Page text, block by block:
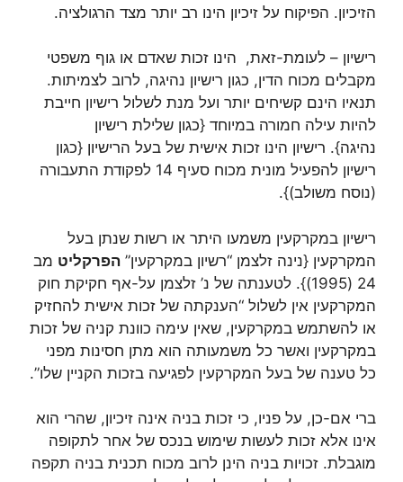
הזיכיון. הפיקוח על זיכיון הינו רב יותר מצד הרגולציה.
רישיון – לעומת-זאת, הינו זכות שאדם או גוף משפטי
מקבלים מכוח הדין, כגון רישיון נהיגה, לרוב לצמיתות.
תנאיו הינם קשיחים יותר ועל מנת לשלול רישיון חייבת
להיות עילה חמורה במיוחד {כגון שלילת רישיון
נהיגה}. רישיון הינו זכות אישית של בעל הרישיון {כגון
רישיון להפעיל מונית מכוח סעיף 14 לפקודת התעבורה
(נוסח משולב)}.
רישיון במקרקעין משמעו היתר או רשות שנתן בעל
המקרקעין {נינה זלצמן “רשיון במקרקעין” הפרקליט מב
24 (1995)}. לטענתה של נ’ זלצמן על-אף חקיקת חוק
המקרקעין אין לשלול “הענקתה של זכות אישית להחזיק
או להשתמש במקרקעין, שאין עימה כוונת קניה של זכות
במקרקעין ואשר כל משמעותה הוא מתן חסינות מפני
כל טענה של בעל המקרקעין לפגיעה בזכות הקניין שלו”.
ברי אם-כן, על פניו, כי זכות בניה אינה זיכיון, שהרי הוא
אינו אלא זכות לעשות שימוש בנכס של אחר לתקופה
מוגבלת. זכויות בניה הינן לרוב מכוח תכנית בניה תקפה